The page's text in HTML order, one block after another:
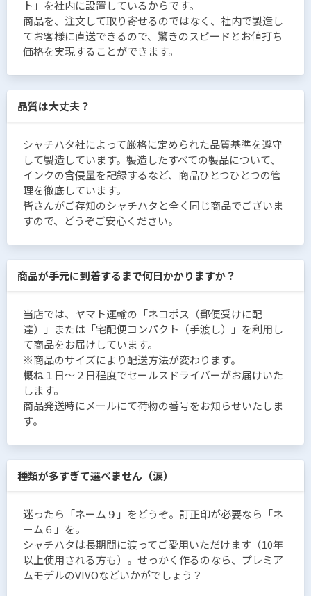
ト」を社内に設置しているからです。
商品を、注文して取り寄せるのではなく、社内で製造し
てお客様に直送できるので、驚きのスピードとお値打ち
価格を実現することができます。
品質は大丈夫？
シャチハタ社によって厳格に定められた品質基準を遵守
して製造しています。製造したすべての製品について、
インクの含侵量を記録するなど、商品ひとつひとつの管
理を徹底しています。
皆さんがご存知のシャチハタと全く同じ商品でございま
すので、どうぞご安心ください。
商品が手元に到着するまで何日かかりますか？
当店では、ヤマト運輸の「ネコポス（郵便受けに配
達）」または「宅配便コンパクト（手渡し）」を利用し
て商品をお届けしています。
※商品のサイズにより配送方法が変わります。
概ね１日〜２日程度でセールスドライバーがお届けいた
します。
商品発送時にメールにて荷物の番号をお知らせいたしま
す。
種類が多すぎて選べません（涙）
迷ったら「ネーム９」をどうぞ。訂正印が必要なら「ネ
ーム６」を。
シャチハタは長期間に渡ってご愛用いただけます（10年
以上使用される方も）。せっかく作るのなら、プレミア
ムモデルのVIVOなどいかがでしょう？